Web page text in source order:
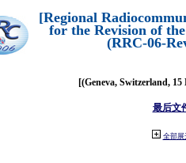
[Regional
for the Revision of
(RRC-06-
[(Geneva, Switzerland, 15
最后文
全部展